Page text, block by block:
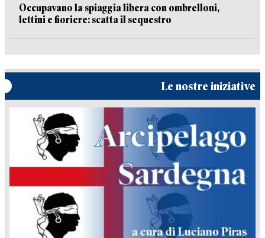
Occupavano la spiaggia libera con ombrelloni,
lettini e fioriere: scatta il sequestro
Le nostre iniziative